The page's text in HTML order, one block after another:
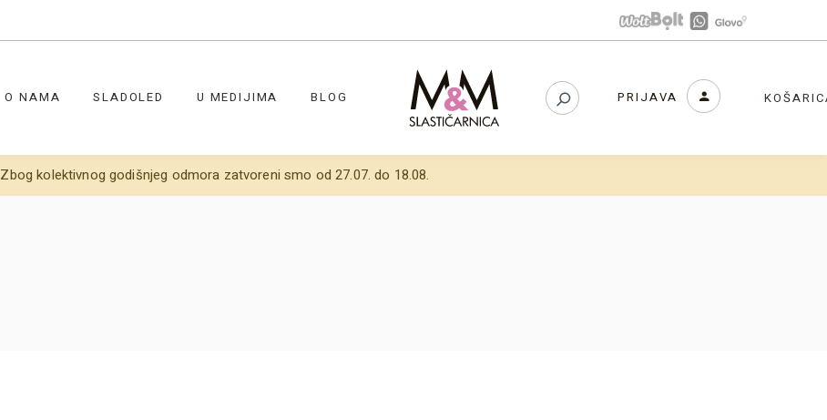
O NAMA SLADOLED U MEDIJIMA BLOG PRIJAVA
Zbog kolektivnog godišnjeg odmora zatvoreni smo od 27.07. do 18.08.